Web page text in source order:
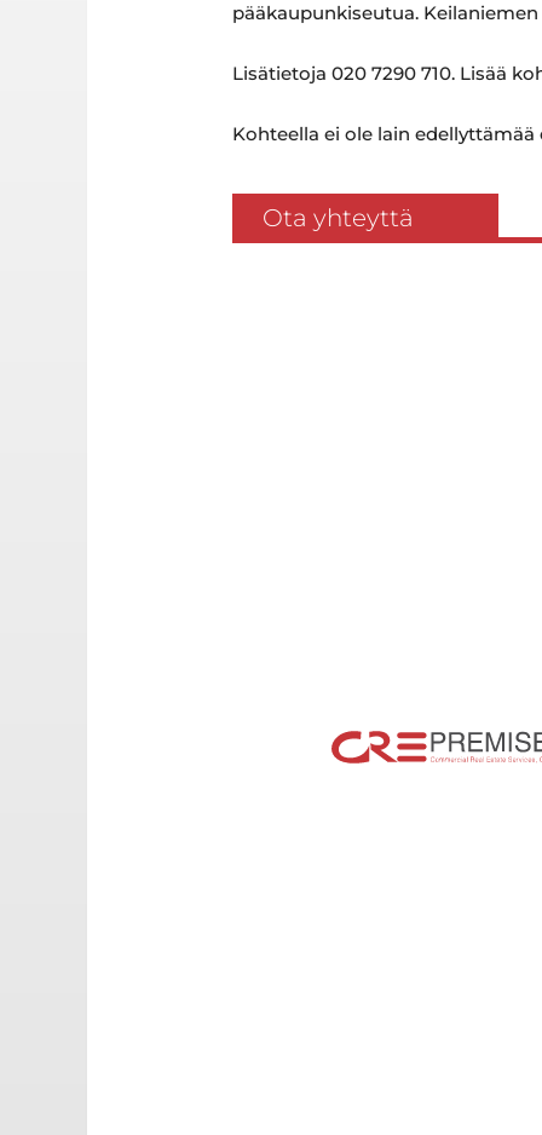
pääkaupunkiseutua.
Lisätietoja 020 7290 710. Lisää
Kohteella ei ole lain
Ota yhteyttä